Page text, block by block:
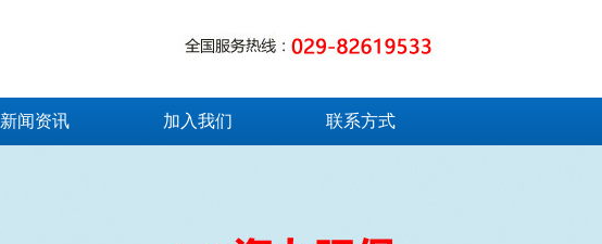
新闻资讯 加入我们 联系方式